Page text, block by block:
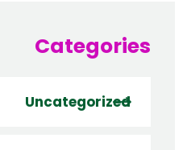
Categories
Uncategorized